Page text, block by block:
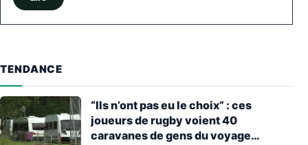
TENDANCE
“Ils n’ont pas eu le choix” : ces
joueurs de rugby voient 40
caravanes de gens du voyage